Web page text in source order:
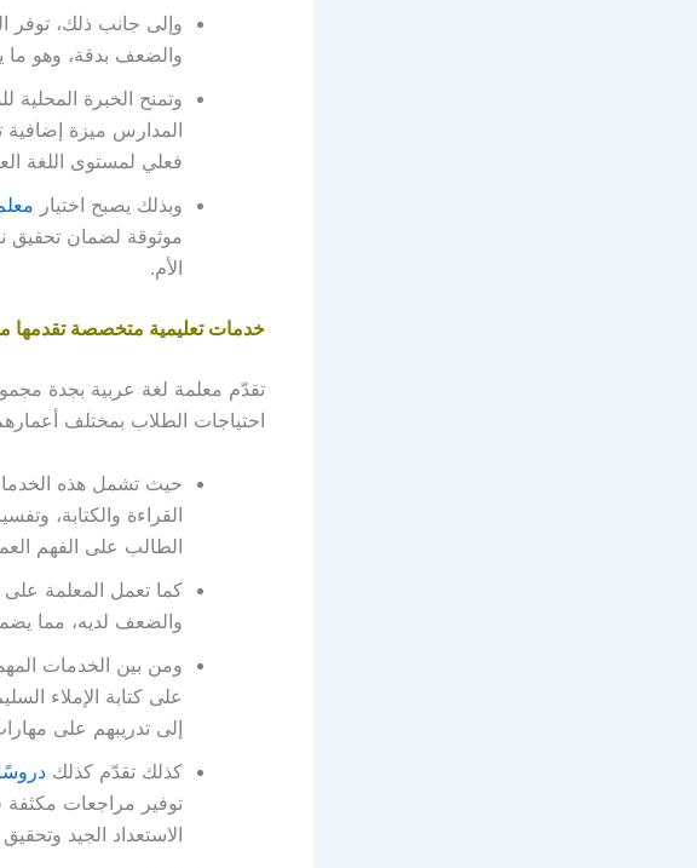
وإلى جانب ذلك، توفر
والضعف بدقة، وهو ما
وتمنح الخبرة
المدارس ميزة إضافية
فعلي لمستوى اللغة
وبذلك يصبح اختيار
موثوقة لضمان تحقيق
الأم.
خدمات تعليمية متخصصة تقدمها
تقدّم معلمة لغة عربية بجدة
احتياجات الطلاب بمختلف
حيث تشمل هذه
القراءة والكتابة،
الطالب على الفهم
كما تعمل المعلمة
والضعف لديه، مما
ومن بين الخدمات
على كتابة الإملاء
إلى تدريبهم على
كذلك تقدّم كذلك
توفير مراجعات مكثفة
الاستعداد الجيد